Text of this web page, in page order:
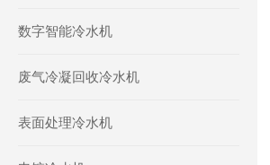
数字智能冷水机
废气冷凝回收冷水机
表面处理冷水机